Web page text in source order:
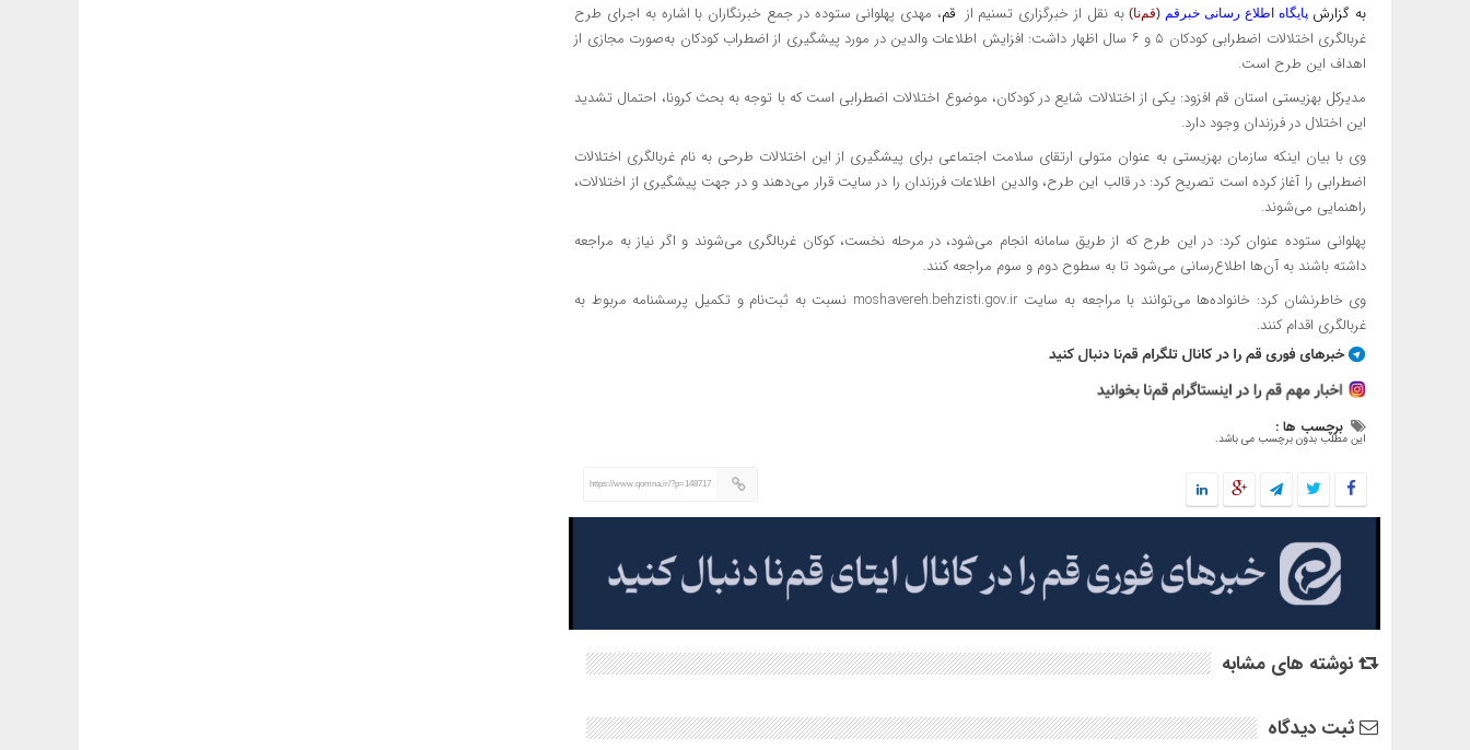
به گزارش پایگاه اطلاع رسانی خبرقم (قم‌نا) به نقل از خبرگزاری تسنیم از قم‌، مهدی پهلوانی ستوده در جمع خبرنگاران با اشاره به اجرای طرح
غربالگری اختلالات اضطرابی کودکان ۵ و ۶ سال اظهار داشت: افزایش اطلاعات والدین در مورد پیشگیری از اضطراب کودکان به‌صورت مجازی از
اهداف این طرح است.
مدیرکل بهزیستی استان قم افزود: یکی از اختلالات شایع در کودکان، موضوع اختلالات اضطرابی است که با توجه به بحث کرونا، احتمال تشدید
این اختلال در فرزندان وجود دارد.
وی با بیان اینکه سازمان بهزیستی به عنوان متولی ارتقای سلامت اجتماعی برای پیشگیری از این اختلالات طرحی به نام غربالگری اختلالات
اضطرابی را آغاز کرده است تصریح کرد: در قالب این طرح، والدین اطلاعات فرزندان را در سایت قرار می‌دهند و در جهت پیشگیری از اختلالات،
راهنمایی می‌شوند.
پهلوانی ستوده عنوان کرد: در این طرح که از طریق سامانه انجام می‌شود، در مرحله نخست، کوکان غربالگری می‌شوند و اگر نیاز به مراجعه
داشته باشند به آن‌ها اطلاع‌رسانی می‌شود تا به سطوح دوم و سوم مراجعه کنند.
وی خاطرنشان کرد: خانواده‌ها می‌توانند با مراجعه به سایت moshavereh.behzisti.gov.ir نسبت به ثبت‌نام و تکمیل پرسشنامه مربوط به
غربالگری اقدام کنند.
برچسب ها :
این مطلب بدون برچسب می باشد.
https://www.qomna.ir/?p=148717
نوشته های مشابه
ثبت دیدگاه